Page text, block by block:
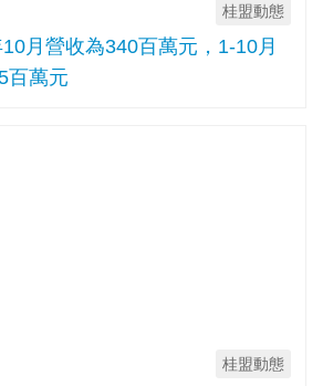
桂盟動態
月營收為340百萬元，1-10月
百萬元
桂盟動態